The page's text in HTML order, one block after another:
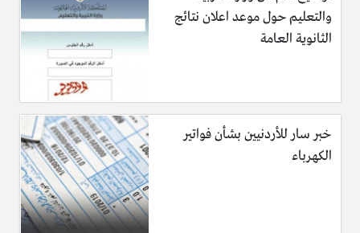
والتعليم حول موعد اعلان نتائج
الثانوية العامة
خبر سار للأردنيين بشأن فواتير
الكهرباء